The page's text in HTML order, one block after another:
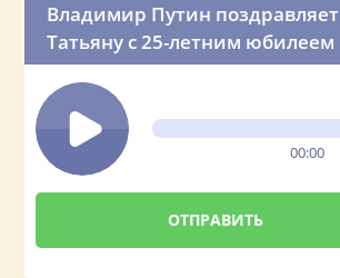
Владимир Путин поздравляет
Татьяну с 25-летним юбилеем
00:00